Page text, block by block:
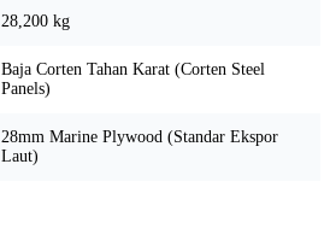
28,200 kg
Baja Corten Tahan Karat (Corten Steel
Panels)
28mm Marine Plywood (Standar Ekspor
Laut)